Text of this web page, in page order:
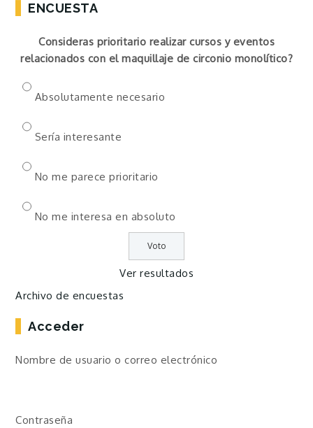
ENCUESTA
Consideras prioritario realizar cursos y eventos
relacionados con el maquillaje de circonio monolítico?
Absolutamente necesario
Sería interesante
No me parece prioritario
No me interesa en absoluto
Ver resultados
Archivo de encuestas
Acceder
Nombre de usuario o correo electrónico
Contraseña